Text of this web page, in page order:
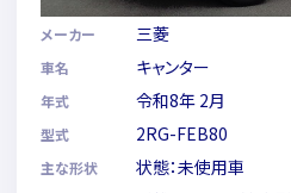
メーカー 三菱
車名 キャンター
年式 令和8年 2月
型式 2RG-FEB80
主な形状
状態：未使用車